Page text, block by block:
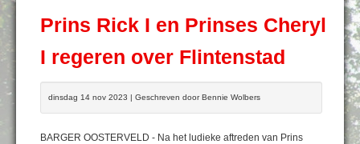
Prins Rick I en Prinses Cheryl
I regeren over Flintenstad
dinsdag 14 nov 2023 | Geschreven door Bennie Wolbers
BARGER OOSTERVELD - Na het ludieke aftreden van Prins